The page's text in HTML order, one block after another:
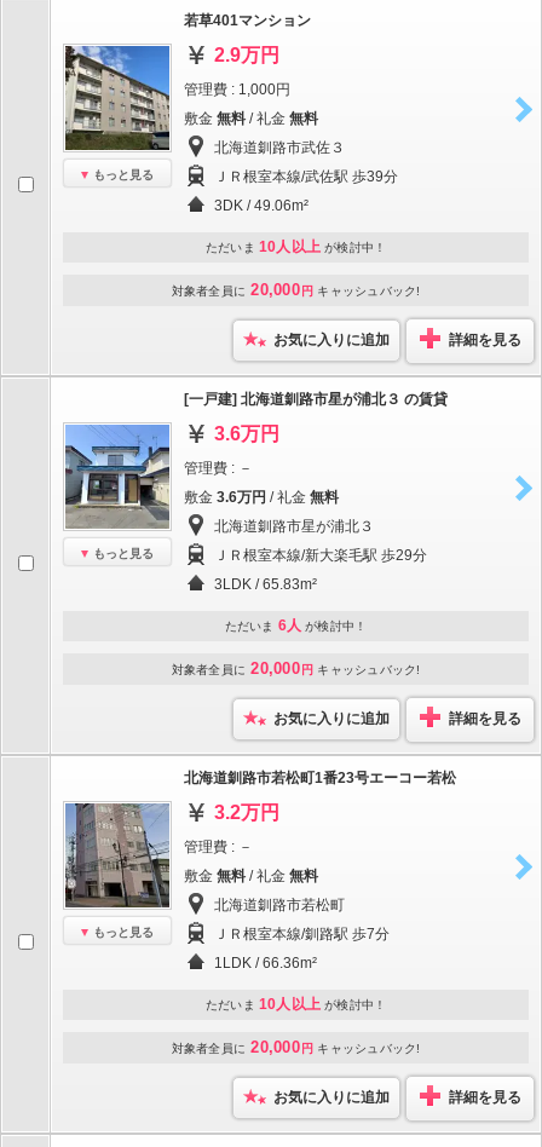
もっと見る
若草401マンション
2.9万円
管理費 : 1,000円
敷金 無料 / 礼金 無料
北海道釧路市武佐３
ＪＲ根室本線/武佐駅 歩39分
3DK / 49.06m²
ただいま 10人以上 が検討中！
対象者全員に 20,000 円 キャッシュバック!
お気に入りに追加 詳細を見る
もっと見る
[一戸建] 北海道釧路市星が浦北３ の賃貸
3.6万円
管理費 : －
敷金 3.6万円 / 礼金 無料
北海道釧路市星が浦北３
ＪＲ根室本線/新大楽毛駅 歩29分
3LDK / 65.83m²
ただいま 6人 が検討中！
対象者全員に 20,000 円 キャッシュバック!
お気に入りに追加 詳細を見る
もっと見る
北海道釧路市若松町1番23号エーコー若松
3.2万円
管理費 : －
敷金 無料 / 礼金 無料
北海道釧路市若松町
ＪＲ根室本線/釧路駅 歩7分
1LDK / 66.36m²
ただいま 10人以上 が検討中！
対象者全員に 20,000 円 キャッシュバック!
お気に入りに追加 詳細を見る